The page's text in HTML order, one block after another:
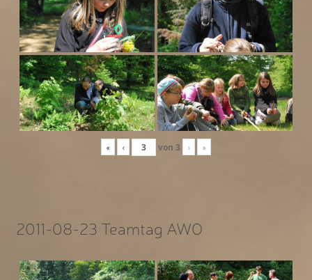
« ‹ von 3 › »
2011-08-23 Teamtag AWO